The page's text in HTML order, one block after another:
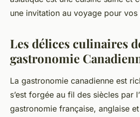
une invitation au voyage pour
Les délices culinaires
gastronomie
La gastronomie canadienne est
s’est forgée au fil des siècles par
gastronomie française, anglaise